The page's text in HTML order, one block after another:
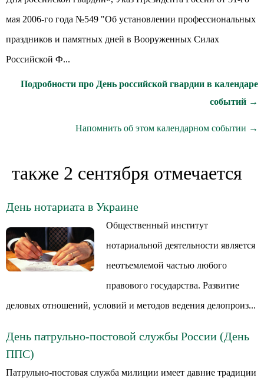
мая 2006-го года №549 "Об установлении профессиональных
праздников и памятных дней в Вооруженных Силах
Российской Ф...
Подробности про День российской гвардии в календаре
событий →
Напомнить об этом календарном событии →
также 2 сентября отмечается
День нотариата в Украине
Общественный институт
нотариальной деятельности является
неотъемлемой частью любого
правового государства. Развитие
деловых отношений, условий и методов ведения делопроиз...
День патрульно-постовой службы России (День
ППС)
Патрульно-постовая служба милиции имеет давние традиции